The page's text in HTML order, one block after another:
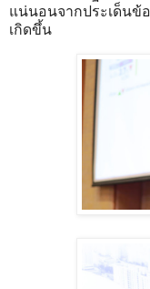
แน่นอนจากประเด็นข้
เกิดขึ้น